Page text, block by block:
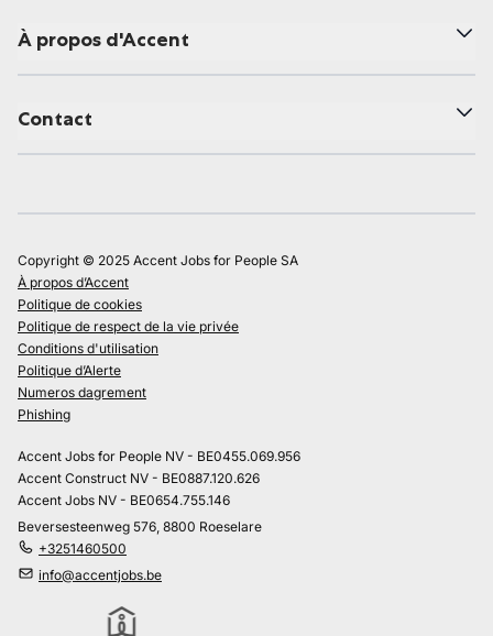
À propos d'Accent
Contact
Copyright © 2025 Accent Jobs for People SA
À propos d’Accent
Politique de cookies
Politique de respect de la vie privée
Conditions d'utilisation
Politique d’Alerte
Numeros dagrement
Phishing
Accent Jobs for People NV - BE0455.069.956
Accent Construct NV - BE0887.120.626
Accent Jobs NV - BE0654.755.146
Beversesteenweg 576, 8800 Roeselare
+3251460500
info@accentjobs.be